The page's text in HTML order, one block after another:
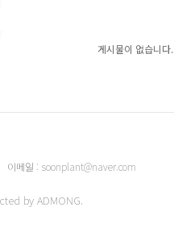
게시물이 없습니다.
이메일 : soonplant@naver.com
by ADMONG.